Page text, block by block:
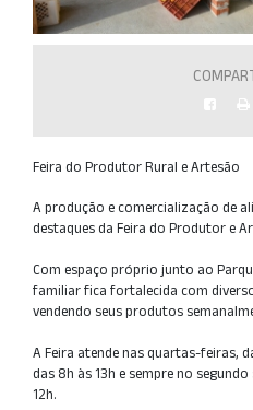
Feira do Produtor Rural e Artesão
A produção e comercialização de
destaques da Feira do Produtor e
Com espaço próprio junto ao
familiar fica fortalecida com
vendendo seus produtos
A Feira atende nas quartas-feiras,
das 8h às 13h e sempre no
12h.